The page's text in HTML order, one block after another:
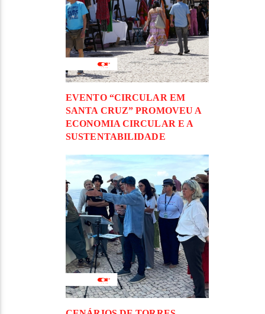
EVENTO “CIRCULAR EM
SANTA CRUZ” PROMOVEU A
ECONOMIA CIRCULAR E A
SUSTENTABILIDADE